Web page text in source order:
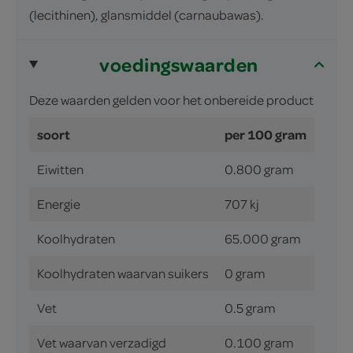
(lecithinen), glansmiddel (carnaubawas).
voedingswaarden
Deze waarden gelden voor het onbereide product
soort per 100 gram
Eiwitten 0.800 gram
Energie 707 kj
Koolhydraten 65.000 gram
Koolhydraten waarvan suikers 0 gram
Vet 0.5 gram
Vet waarvan verzadigd 0.100 gram